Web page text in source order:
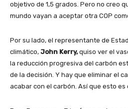
objetivo de 1,5 grados. Pero no creo
mundo vayan a aceptar otra COP
Por su lado, el representante de
climático, John Kerry,quiso ver el
la reducción progresiva del carbón
de la decisión. Y hay que eliminar el
acabar con el carbón. Así que esto es